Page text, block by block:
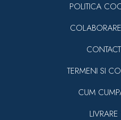
POLITICA
CONTACT
TERMENI SI
CUM
LIVRARE